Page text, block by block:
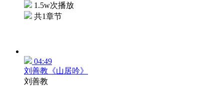
1.5w次播放
共1章节
04:49
刘善教《山居吟》
刘善教